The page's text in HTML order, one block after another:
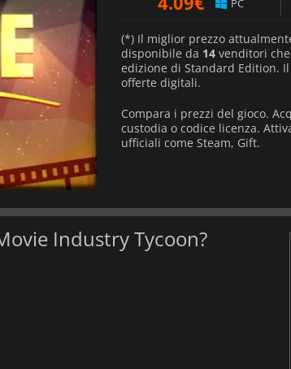
PC
(*) Il miglior prezzo
disponibile da 14 venditori
edizione di Standard Edition.
offerte digitali.
Compara i prezzi del gioco.
custodia o codice licenza.
ufficiali come Steam, Gift.
Industry Tycoon?